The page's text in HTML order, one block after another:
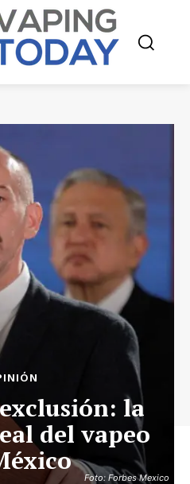
Foto: Forbes Mexico
la
del vapeo